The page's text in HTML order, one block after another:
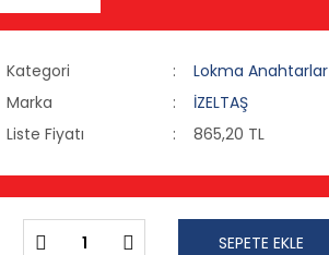
Kategori
Lokma Anahtarlar
Marka
İZELTAŞ
Liste Fiyatı
865,20 TL
SEPETE EKLE